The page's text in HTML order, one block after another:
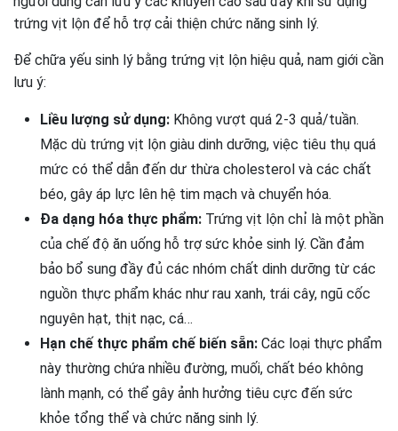
trứng vịt lộn để hỗ trợ cải thiện chức năng sinh lý.
Để chữa yếu sinh lý bằng trứng vịt lộn hiệu quả, nam giới cần
lưu ý:
Liều lượng sử dụng: Không vượt quá 2-3 quả/tuần.
Mặc dù trứng vịt lộn giàu dinh dưỡng, việc tiêu thụ quá
mức có thể dẫn đến dư thừa cholesterol và các chất
béo, gây áp lực lên hệ tim mạch và chuyển hóa.
Đa dạng hóa thực phẩm: Trứng vịt lộn chỉ là một phần
của chế độ ăn uống hỗ trợ sức khỏe sinh lý. Cần đảm
bảo bổ sung đầy đủ các nhóm chất dinh dưỡng từ các
nguồn thực phẩm khác như rau xanh, trái cây, ngũ cốc
nguyên hạt, thịt nạc, cá…
Hạn chế thực phẩm chế biến sẵn: Các loại thực phẩm
này thường chứa nhiều đường, muối, chất béo không
lành mạnh, có thể gây ảnh hưởng tiêu cực đến sức
khỏe tổng thể và chức năng sinh lý.